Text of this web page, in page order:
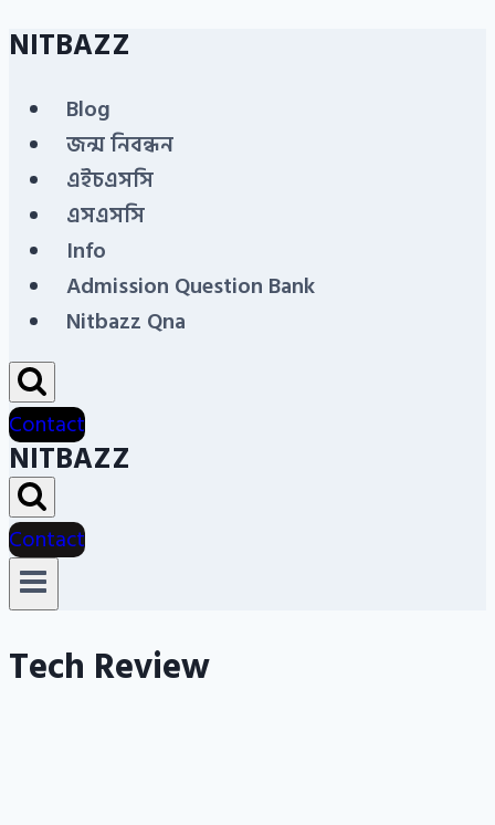
Skip
content
NITBAZZ
Blog
জন্ম নিবন্ধন
এইচএসসি
এসএসসি
Info
Admission Question Bank
Nitbazz Qna
Contact
NITBAZZ
Contact
Tech Review